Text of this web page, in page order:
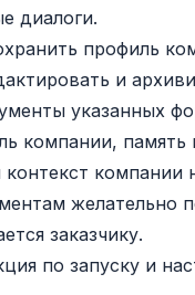
диалоги.
профиль
и
указанных
компании, память
компании
желательно
заказчику.
по запуску и